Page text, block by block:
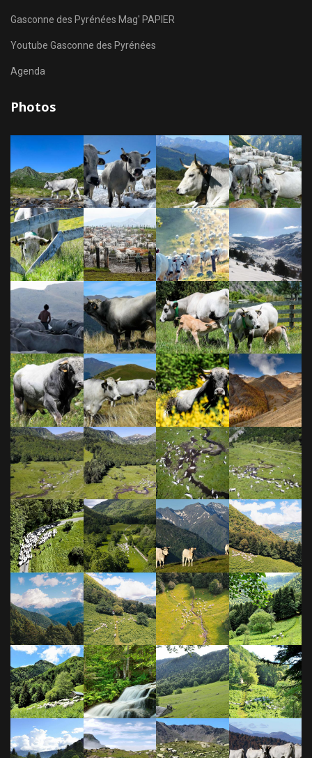
Gasconne des Pyrénées Mag' PAPIER
Youtube Gasconne des Pyrénées
Agenda
Photos